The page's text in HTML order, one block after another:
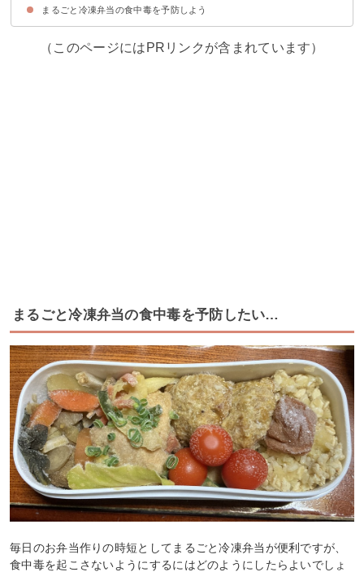
①マヨネーズ卵焼き
②梅きんぴら
③酢切り干し大根
まるごと冷凍弁当の食中毒を予防しよう
（このページにはPRリンクが含まれています）
まるごと冷凍弁当の食中毒を予防したい…
毎日のお弁当作りの時短としてまるごと冷凍弁当が便利ですが、
食中毒を起こさないようにするにはどのようにしたらよいでしょ